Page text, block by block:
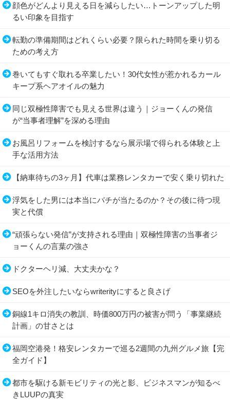
顔色がどんより見える日を減らしたい…トーンアップした明
るい印象を目指す
転勤の準備期間はどれくらい必要？限られた時間を乗り切る
ための考え方
巻いてもすぐ取れる卒業したい！30代女性が惹かれるカール
キープ系ヘアオイルの魅力
同じ双極性障害でも見える世界は違う｜ジョーくんの発信
が“当事者理解”を深める理由
お風呂リフォームを検討するなら展示場で得られる体験と上
手な活用方法
【納車待ちの3ヶ月】代車は業務レンタカーで安く乗り切れた
浮気をした男には本当にバチが当たるのか？その後に待つ現
実と代償
“頑張らない発信”が支持される理由｜双極性障害の当事者ジ
ョーくんの言葉の強さ
ドクターヘリ減、大丈夫かな？
SEOを外注したいならwriterityにすると良さげ
銅線1キロ消失の教訓、時価800万円の被害が問う「事業継続
計画」の甘さとは
福岡空港発！格安レンタカーで巡る2週間の九州グルメ旅【完
全ガイド】
都市を駆ける新モビリティの光と影、ビジネスマンが知るべ
きLUUPの真実